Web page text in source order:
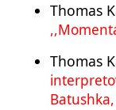
Thomas
Thomas